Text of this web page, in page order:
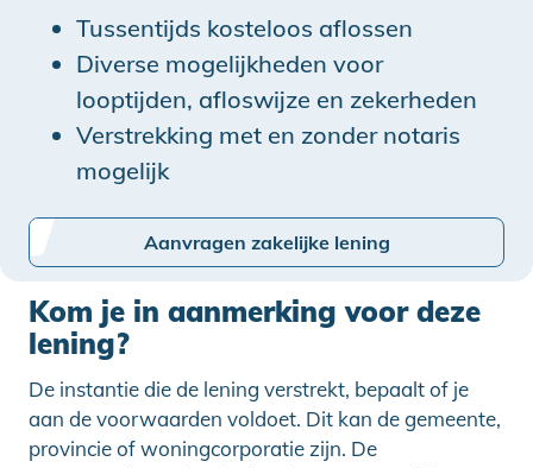
Tussentijds kosteloos aflossen
Diverse mogelijkheden voor
looptijden, afloswijze en zekerheden
Verstrekking met en zonder notaris
mogelijk
Aanvragen zakelijke lening
Kom je in aanmerking voor deze
lening?
De instantie die de lening verstrekt, bepaalt of je
aan de voorwaarden voldoet. Dit kan de gemeente,
provincie of woningcorporatie zijn. De